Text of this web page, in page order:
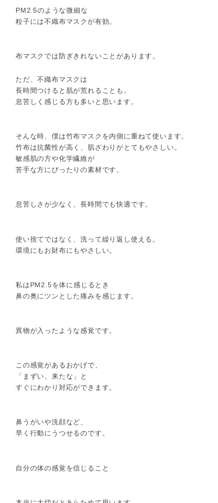
PM2.5のような微細な
粒子には不織布マスクが有効。
布マスクでは防ぎきれないことがあります。
ただ、不織布マスクは
長時間つけると肌が荒れることも。
息苦しく感じる方も多いと思います。
そんな時、僕は竹布マスクを内側に重ねて使います。
竹布は抗菌性が高く、肌ざわりがとてもやさしい。
敏感肌の方や化学繊維が
苦手な方にぴったりの素材です。
息苦しさが少なく、長時間でも快適です。
使い捨てではなく、洗って繰り返し使える。
環境にもお財布にもやさしい。
私はPM2.5を体に感じるとき
鼻の奥にツンとした痛みを感じます。
異物が入ったような感覚です。
この感覚があるおかげで、
「まずい、来たな」と
すぐにわかり対応ができます。
鼻うがいや洗顔など、
早く行動にうつせるのです。
自分の体の感覚を信じること